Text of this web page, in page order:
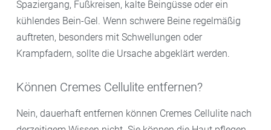
Spaziergang, Fußkreisen, kalte Beingüsse oder ein
kühlendes Bein-Gel. Wenn schwere Beine regelmäßig
auftreten, besonders mit Schwellungen oder
Krampfadern, sollte die Ursache abgeklärt werden.
Können Cremes Cellulite entfernen?
Nein, dauerhaft entfernen können Cremes Cellulite nach